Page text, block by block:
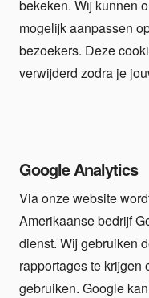
bekeken. Wij kunnen
mogelijk aanpassen
bezoekers. Deze
verwijderd zodra je
Google Analytics
Via onze website
Amerikaanse bedrijf
dienst. Wij gebruiken
rapportages te krijgen
gebruiken. Google